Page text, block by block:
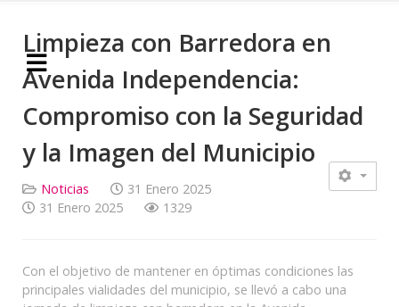
Limpieza con Barredora en
Avenida Independencia:
Compromiso con la Seguridad
y la Imagen del Municipio
Noticias
31 Enero 2025
31 Enero 2025
1329
Con el objetivo de mantener en óptimas condiciones las
principales vialidades del municipio, se llevó a cabo una